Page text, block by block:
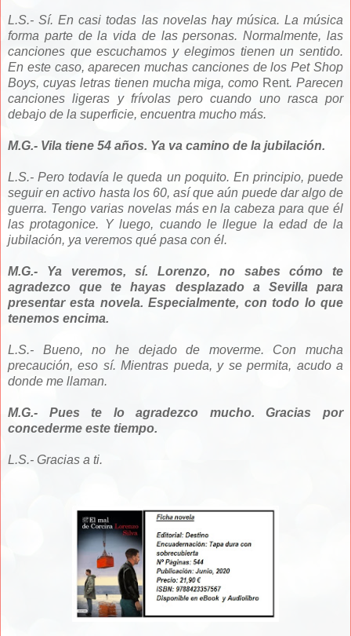
L.S.- Sí. En casi todas las novelas hay música. La música
forma parte de la vida de las personas. Normalmente, las
canciones que escuchamos y elegimos tienen un sentido.
En este caso, aparecen muchas canciones de los Pet Shop
Boys, cuyas letras tienen mucha miga, como Rent. Parecen
canciones ligeras y frívolas pero cuando uno rasca por
debajo de la superficie, encuentra mucho más.
M.G.- Vila tiene 54 años. Ya va camino de la jubilación.
L.S.- Pero todavía le queda un poquito. En principio, puede
seguir en activo hasta los 60, así que aún puede dar algo de
guerra. Tengo varias novelas más en la cabeza para que él
las protagonice. Y luego, cuando le llegue la edad de la
jubilación, ya veremos qué pasa con él.
M.G.- Ya veremos, sí. Lorenzo, no sabes cómo te
agradezco que te hayas desplazado a Sevilla para
presentar esta novela. Especialmente, con todo lo que
tenemos encima.
L.S.- Bueno, no he dejado de moverme. Con mucha
precaución, eso sí. Mientras pueda, y se permita, acudo a
donde me llaman.
M.G.- Pues te lo agradezco mucho. Gracias por
concederme este tiempo.
L.S.- Gracias a ti.